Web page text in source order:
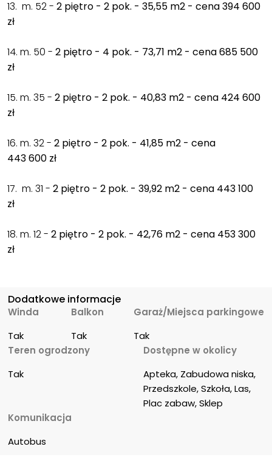
13. m. 52 - 2 piętro - 2 pok. - 35,55 m2 - cena 394 600
zł
14. m. 50 - 2 piętro - 4 pok. - 73,71 m2 - cena 685 500
zł
15. m. 35 - 2 piętro - 2 pok. - 40,83 m2 - cena 424 600
zł
16. m. 32 - 2 piętro - 2 pok. - 41,85 m2 - cena
443 600 zł
17. m. 31 - 2 piętro - 2 pok. - 39,92 m2 - cena 443 100
zł
18. m. 12 - 2 piętro - 2 pok. - 42,76 m2 - cena 453 300
zł
Dodatkowe informacje
Winda
Tak
Balkon
Tak
Garaż/Miejsca parkingowe
Tak
Teren ogrodzony
Tak
Dostępne w okolicy
Apteka, Zabudowa niska,
Przedszkole, Szkoła, Las,
Plac zabaw, Sklep
Komunikacja
Autobus